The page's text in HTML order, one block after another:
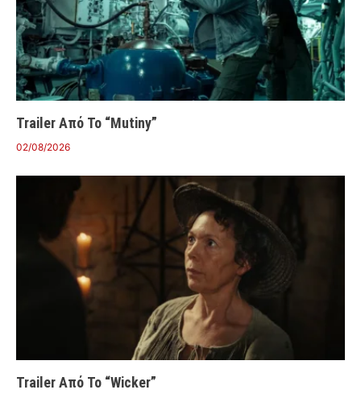
Trailer Από Το “Mutiny”
02/08/2026
Trailer Από Το “Wicker”